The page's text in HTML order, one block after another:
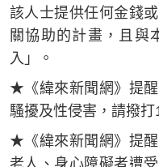
該人士提供任何金錢
關協助的計畫，且與
入」。
★《緯來新聞網》提
騷擾及性侵害，請撥
★《緯來新聞網》提